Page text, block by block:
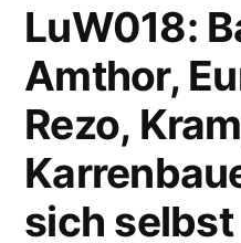
LuW018:
Amthor,
Rezo,
sich selbst